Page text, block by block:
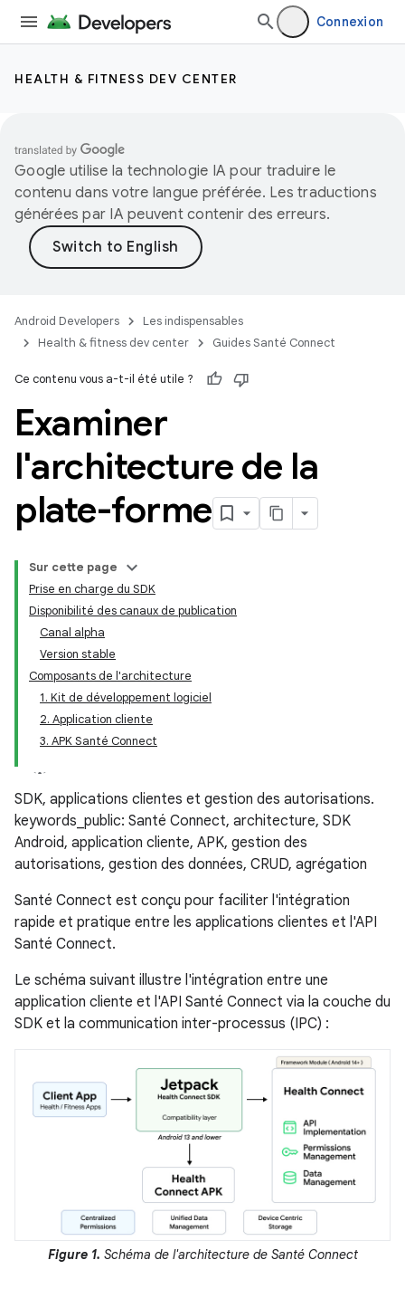
Connexion
HEALTH & FITNESS DEV CENTER
Google utilise la technologie IA pour traduire le
contenu dans votre langue préférée. Les traductions
générées par IA peuvent contenir des erreurs.
Android Developers
Les indispensables
Health & fitness dev center
Guides Santé Connect
Ce contenu vous a-t-il été utile ?
Examiner
l'architecture de la
plate-forme
Sur cette page
Prise en charge du SDK
Disponibilité des canaux de publication
Canal alpha
Version stable
Composants de l'architecture
1. Kit de développement logiciel
2. Application cliente
3. APK Santé Connect
SDK, applications clientes et gestion des autorisations.
keywords_public: Santé Connect, architecture, SDK
Android, application cliente, APK, gestion des
autorisations, gestion des données, CRUD, agrégation
Santé Connect est conçu pour faciliter l'intégration
rapide et pratique entre les applications clientes et l'API
Santé Connect.
Le schéma suivant illustre l'intégration entre une
application cliente et l'API Santé Connect via la couche du
SDK et la communication inter-processus (IPC) :
Figure 1. Schéma de l'architecture de Santé Connect